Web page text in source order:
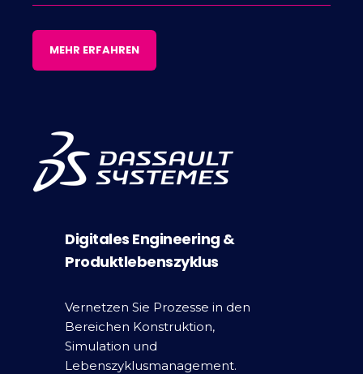
MEHR ERFAHREN
Digitales Engineering &
Produktlebenszyklus
Vernetzen Sie Prozesse in den
Bereichen Konstruktion,
Simulation und
Lebenszyklusmanagement.